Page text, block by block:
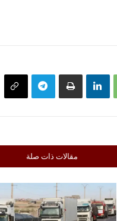
مقالات ذات صلة